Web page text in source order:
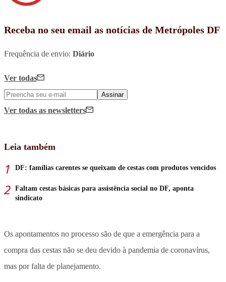
Receba no seu email as notícias de Metrópoles DF
Frequência de envio: Diário
Ver todas
Assinar
Ver todas as newsletters
Leia também
DF: famílias carentes se queixam de cestas com produtos vencidos
Faltam cestas básicas para assistência social no DF, aponta
sindicato
Os apontamentos no processo são de que a emergência para a
compra das cestas não se deu devido à pandemia de coronavírus,
mas por falta de planejamento.